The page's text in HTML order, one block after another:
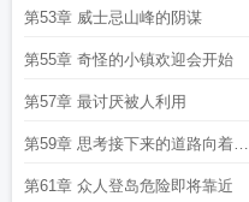
第53章 威士忌山峰的阴谋
第55章 奇怪的小镇欢迎会开始
第57章 最讨厌被人利用
第59章 思考接下来的道路向着小
花园进发
第61章 众人登岛危险即将靠近